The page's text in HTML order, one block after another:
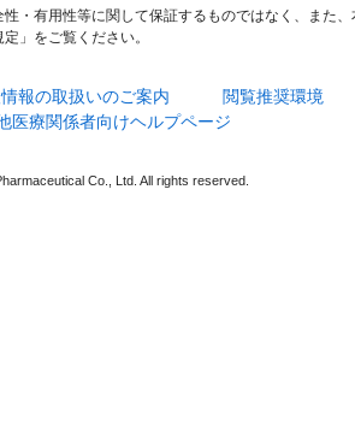
有用性等に関して保証するものではなく、また
」をご覧ください。
報の取扱いのご案内 閲覧推奨環境
医療関係者向けヘルプページ
Co., Ltd. All rights reserved.